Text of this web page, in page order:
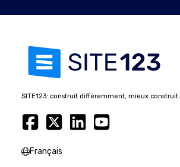
SITE123: construit différemment, mieux construit.
Français